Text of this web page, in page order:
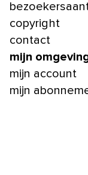
copyright
contact
mijn
mijn account
mijn